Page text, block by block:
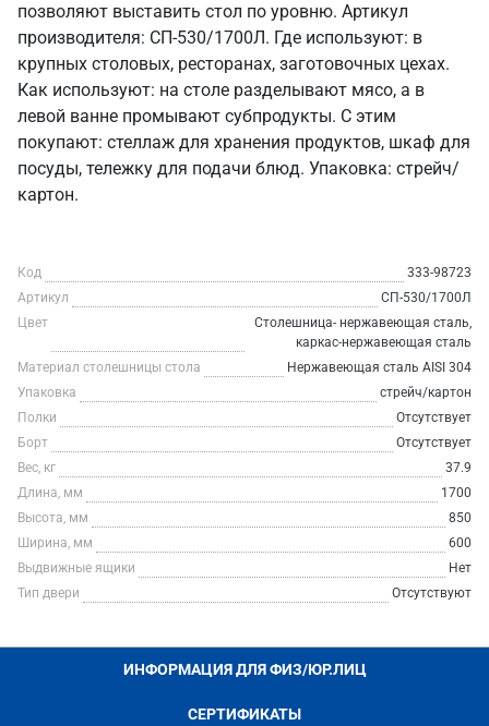
позволяют выставить стол по уровню. Артикул
производителя: СП-530/1700Л. Где используют: в
крупных столовых, ресторанах, заготовочных цехах.
Как используют: на столе разделывают мясо, а в
левой ванне промывают субпродукты. С этим
покупают: стеллаж для хранения продуктов, шкаф для
посуды, тележку для подачи блюд. Упаковка: стрейч/
картон.
Код
333-98723
Артикул
СП-530/1700Л
Цвет
Столешница- нержавеющая сталь,
каркас-нержавеющая сталь
Материал столешницы стола
Нержавеющая сталь AISI 304
Упаковка
стрейч/картон
Полки
Отсутствует
Борт
Отсутствует
Вес, кг
37.9
Длина, мм
1700
Высота, мм
850
Ширина, мм
600
Выдвижные ящики
Нет
Тип двери
Отсутствуют
ИНФОРМАЦИЯ ДЛЯ ФИЗ/ЮР.ЛИЦ
СЕРТИФИКАТЫ